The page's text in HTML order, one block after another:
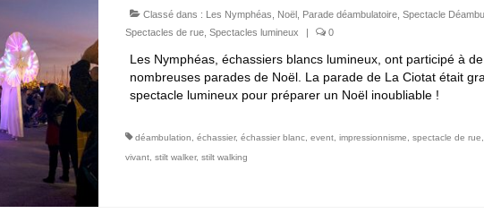
Classé dans : Les Nymphéas Noël, Parade déambulatoire, Spectacle
Spectacles de rue, Spectacles lumineux | 0
Les Nymphéas, échassiers blancs lumineux, ont participé à de
nombreuses parades de Noël. La parade de La Ciotat était
spectacle lumineux pour préparer un Noël inoubliable !
déambulation échassier, échassier blanc, event, impressionnisme spectacle de rue
vivant, stilt walker, stilt walking